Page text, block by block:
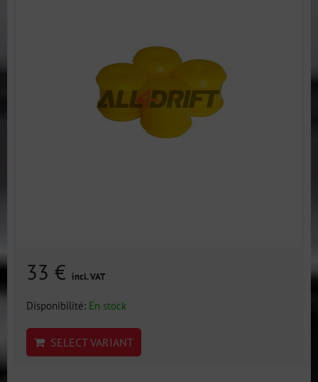
33 € incl. VAT
Disponibilité: En stock
SELECT VARIANT